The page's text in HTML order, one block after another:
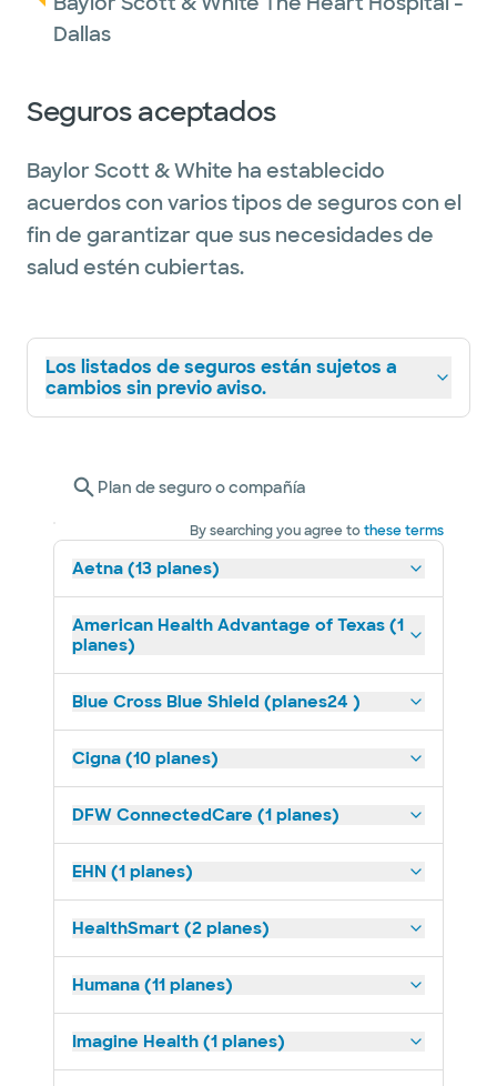
Dallas
Seguros aceptados
Baylor Scott & White ha establecido
acuerdos con varios tipos de seguros con el
fin de garantizar que sus necesidades de
salud estén cubiertas.
Los listados de seguros están sujetos a
cambios sin previo aviso.
Plan de seguro o compañía
By searching you agree tothese terms
Aetna (13 planes)
American Health Advantage of Texas (1
planes)
Blue Cross Blue Shield (planes24 )
Cigna (10 planes)
DFW ConnectedCare (1 planes)
EHN (1 planes)
HealthSmart (2 planes)
Humana (11 planes)
Imagine Health (1 planes)